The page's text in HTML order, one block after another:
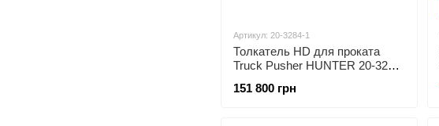
Артикул: 20-3284-1
Толкатель HD для проката
Truck Pusher HUNTER 20-3284-
151 800 грн